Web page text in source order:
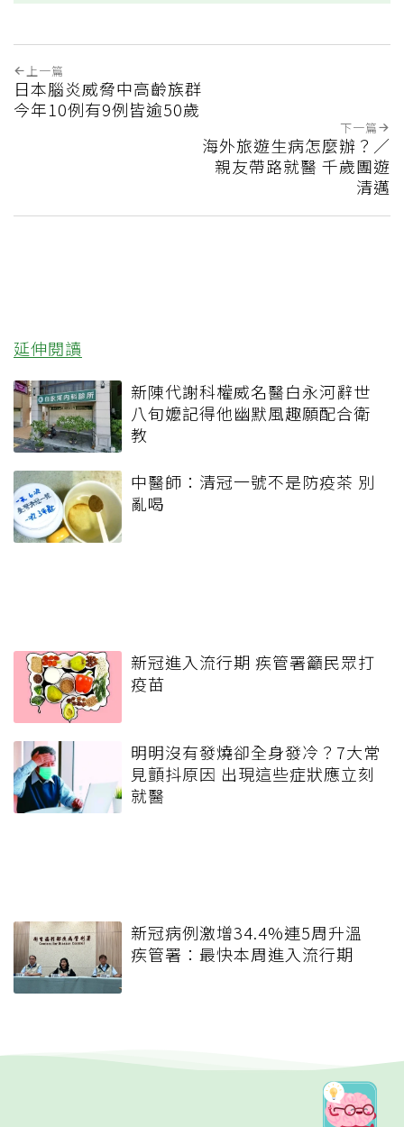
上一篇
日本腦炎威脅中高齡族群
今年10例有9例皆逾50歲
下一篇
海外旅遊生病怎麼辦？／
親友帶路就醫 千歲團遊
清邁
延伸閱讀
新陳代謝科權威名醫白永河辭世
八旬嬤記得他幽默風趣願配合衛
教
中醫師：清冠一號不是防疫茶 別
亂喝
新冠進入流行期 疾管署籲民眾打
疫苗
明明沒有發燒卻全身發冷？7大常
見顫抖原因 出現這些症狀應立刻
就醫
新冠病例激增34.4%連5周升溫
疾管署：最快本周進入流行期